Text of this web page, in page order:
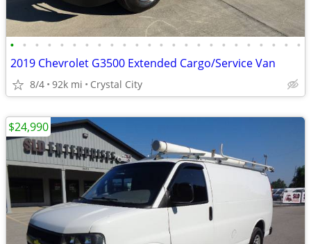
• • • • • • • • • • • • • • • • • • • • • • • •
2019 Chevrolet G3500 Extended Cargo/Service Van
8/4 92k mi Crystal City
$24,990